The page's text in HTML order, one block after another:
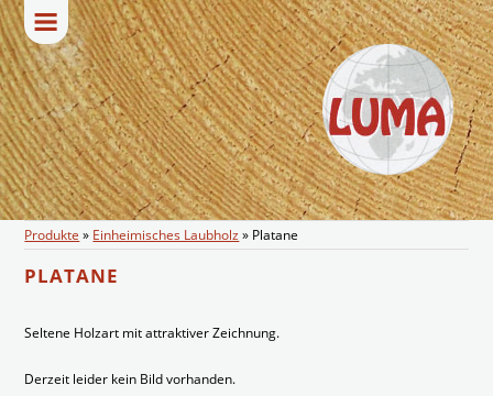
Produkte » Einheimisches Laubholz» Platane
PLATANE
Seltene Holzart mit attraktiver Zeichnung.
Derzeit leider kein Bild vorhanden.